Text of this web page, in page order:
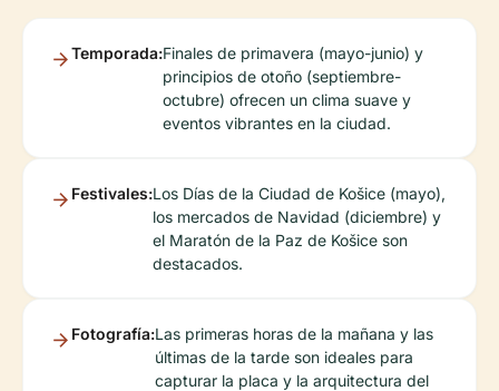
Temporada:Finales de primavera (mayo-junio) y
principios de otoño (septiembre-
octubre) ofrecen un clima suave y
eventos vibrantes en la ciudad.
Festivales:Los Días de la Ciudad de Košice (mayo),
los mercados de Navidad (diciembre) y
el Maratón de la Paz de Košice son
destacados.
Fotografía:Las primeras horas de la mañana y las
últimas de la tarde son ideales para
capturar la placa y la arquitectura del